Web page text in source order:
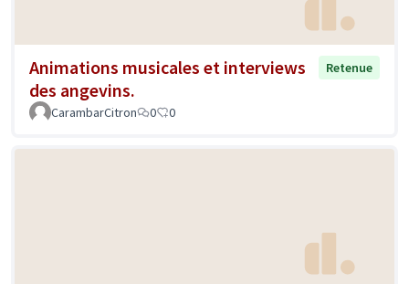
Animations musicales et interviews
des angevins.
Retenue
CarambarCitron 0 0